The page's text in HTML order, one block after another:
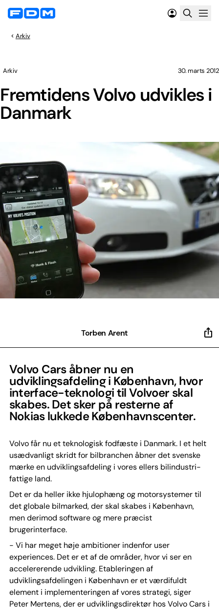
Arkiv
Fremtidens Volvo udvikles i
Danmark
Arkiv 30. marts 2012
Torben Arent
Volvo Cars åbner nu en
udviklingsafdeling i København, hvor
interface-teknologi til Volvoer skal
skabes. Det sker på resterne af
Nokias lukkede Københavnscenter.
Volvo får nu et teknologisk fodfæste i Danmark. I et helt
usædvanligt skridt for bilbranchen åbner det svenske
mærke en udviklingsafdeling i vores ellers bilindustri-
fattige land.
Det er da heller ikke hjulophæng og motorsystemer til
det globale bilmarked, der skal skabes i København,
men derimod software og mere præcist
brugerinterface.
- Vi har meget høje ambitioner indenfor user
experiences. Det er et af de områder, hvor vi ser en
accelererende udvikling. Etableringen af
udviklingsafdelingen i København er et værdifuldt
element i implementeringen af vores strategi, siger
Peter Mertens, der er udviklingsdirektør hos Volvo Cars i